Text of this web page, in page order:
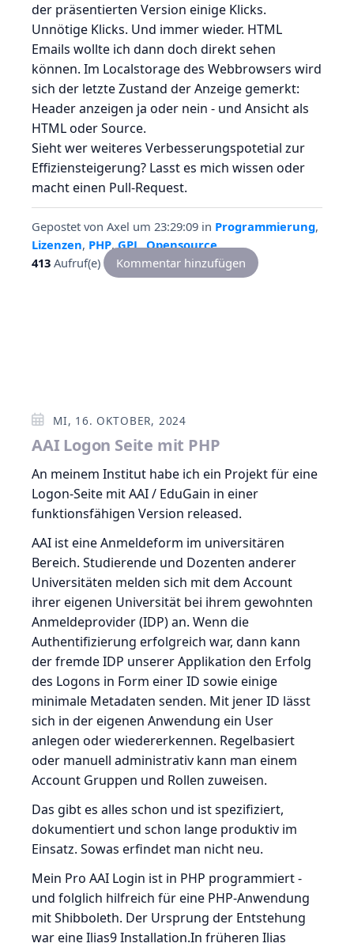
der präsentierten Version einige Klicks.
Unnötige Klicks. Und immer wieder. HTML
Emails wollte ich dann doch direkt sehen
können. Im Localstorage des Webbrowsers wird
sich der letzte Zustand der Anzeige gemerkt:
Header anzeigen ja oder nein - und Ansicht als
HTML oder Source.
Sieht wer weiteres Verbesserungspotetial zur
Effiziensteigerung? Lasst es mich wissen oder
macht einen Pull-Request.
Gepostet von Axel um 23:29:09 in Programmierung,
Lizenzen, PHP,GPL,Opensource
413 Aufruf(e) Kommentar hinzufügen
MI, 16. OKTOBER, 2024
AAI Logon Seite mit PHP
An meinem Institut habe ich ein Projekt für eine
Logon-Seite mit AAI / EduGain in einer
funktionsfähigen Version released.
AAI ist eine Anmeldeform im universitären
Bereich. Studierende und Dozenten anderer
Universitäten melden sich mit dem Account
ihrer eigenen Universität bei ihrem gewohnten
Anmeldeprovider (IDP) an. Wenn die
Authentifizierung erfolgreich war, dann kann
der fremde IDP unserer Applikation den Erfolg
des Logons in Form einer ID sowie einige
minimale Metadaten senden. Mit jener ID lässt
sich in der eigenen Anwendung ein User
anlegen oder wiedererkennen. Regelbasiert
oder manuell administrativ kann man einem
Account Gruppen und Rollen zuweisen.
Das gibt es alles schon und ist spezifiziert,
dokumentiert und schon lange produktiv im
Einsatz. Sowas erfindet man nicht neu.
Mein Pro AAI Login ist in PHP programmiert -
und folglich hilfreich für eine PHP-Anwendung
mit Shibboleth. Der Ursprung der Entstehung
war eine Ilias9 Installation.In früheren Ilias